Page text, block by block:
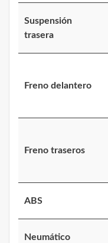
Suspensión
trasera
Freno delantero
Freno traseros
ABS
Neumático